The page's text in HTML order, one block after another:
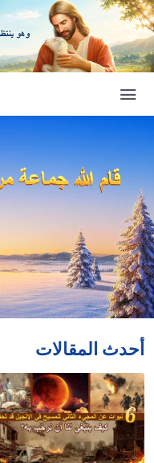
أحدث المقالات